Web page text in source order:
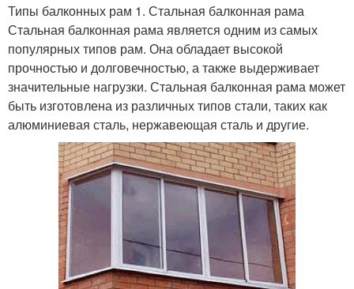
Типы балконных рам 1. Стальная балконная рама
Стальная балконная рама является одним из самых
популярных типов рам. Она обладает высокой
прочностью и долговечностью, а также выдерживает
значительные нагрузки. Стальная балконная рама может
быть изготовлена из различных типов стали, таких как
алюминиевая сталь, нержавеющая сталь и другие.